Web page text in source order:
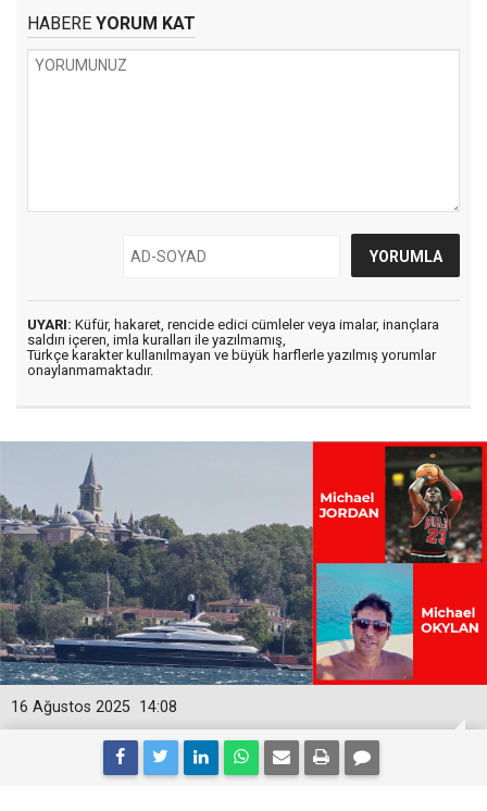
HABERE YORUM KAT
UYARI: Küfür, hakaret, rencide edici cümleler veya imalar, inançlara
saldırı içeren, imla kuralları ile yazılmamış,
Türkçe karakter kullanılmayan ve büyük harflerle yazılmış yorumlar
onaylanmamaktadır.
14:08
16 Ağustos 2025